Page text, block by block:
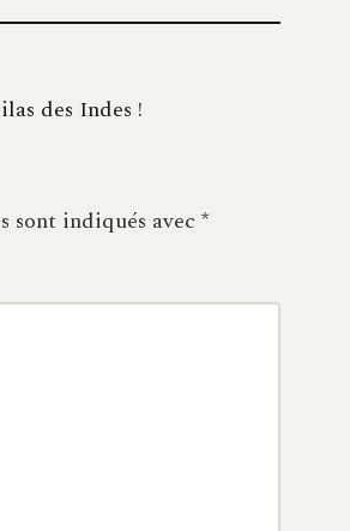
des Indes !
sont indiqués avec *